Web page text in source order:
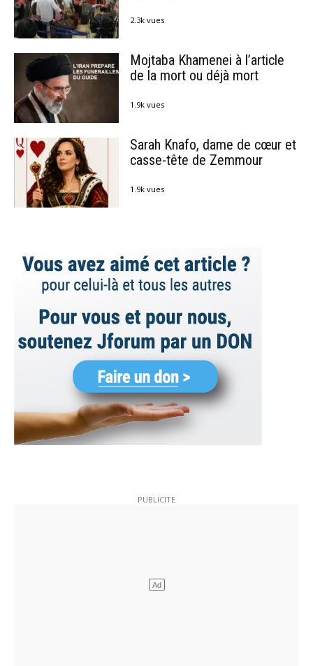
2.3k vues
Mojtaba Khamenei à l’article
de la mort ou déjà mort
1.9k vues
Sarah Knafo, dame de cœur et
casse-tête de Zemmour
1.9k vues